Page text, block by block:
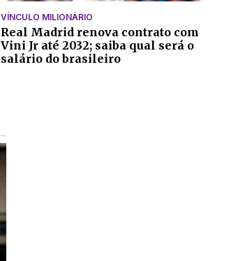
VÍNCULO MILIONÁRIO
Real Madrid renova contrato com
Vini Jr até 2032; saiba qual será o
salário do brasileiro